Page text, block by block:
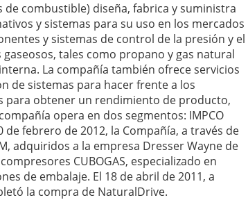
de combustible) diseña, fabrica y suministra
y sistemas para su uso en los mercados
y sistemas de control de la presión y el
tales como propano y gas natural
La compañía también ofrece servicios
de sistemas para hacer frente a los
para obtener un rendimiento de producto,
opera en dos segmentos: IMPCO
de febrero de 2012, la Compañía, a través de
adquiridos a la empresa Dresser Wayne de
CUBOGAS, especializado en
de embalaje. El 18 de abril de 2011, a
la compra de NaturalDrive.